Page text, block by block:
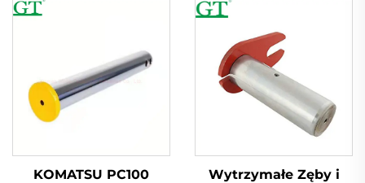
Mini Wiadro do
wykoparek
KOMATSU PC100 Wytrzymałe Zęby i